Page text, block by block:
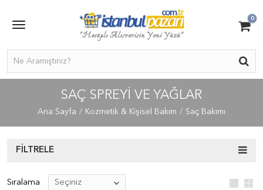
0
SAÇ SPREYI VE YAĞLAR
Ana Sayfa Kozmetik & Kişisel Bakım Saç Bakımı
FILTRELE
Sıralama